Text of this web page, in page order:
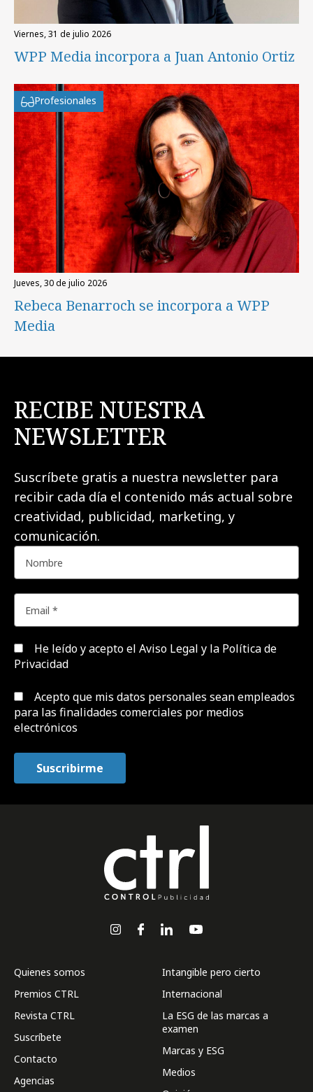
viernes, 31 de julio 2026
WPP Media incorpora a Juan Antonio Ortiz
Profesionales
jueves, 30 de julio 2026
Rebeca Benarroch se incorpora a WPP
Media
RECIBE NUESTRA
NEWSLETTER
Suscríbete gratis a nuestra newsletter para
recibir cada día el contenido más actual sobre
creatividad, publicidad, marketing, y
comunicación.
He leído y acepto el Aviso Legal y la Política de
Privacidad
Acepto que mis datos personales sean empleados
para las finalidades comerciales por medios
electrónicos
Quienes somos
Premios CTRL
Revista CTRL
Suscríbete
Contacto
Agencias
Intangible pero cierto
Internacional
La ESG de las marcas a
examen
Marcas y ESG
Medios